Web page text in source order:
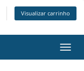
Visualizar carrinho